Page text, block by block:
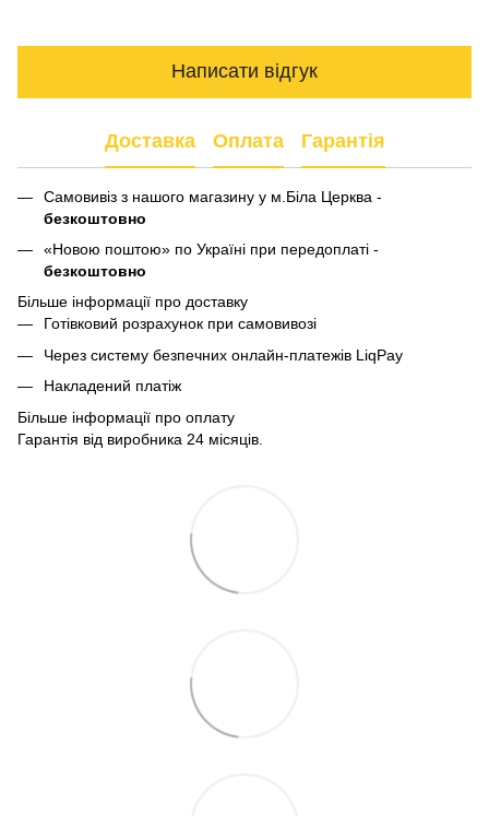
Написати відгук
Доставка Оплата Гарантія
Самовивіз з нашого магазину у м.Біла Церква -
безкоштовно
«Новою поштою» по Україні при передоплаті -
безкоштовно
Більше інформації про доставку
Готівковий розрахунок при самовивозі
Через систему безпечних онлайн-платежів LiqPay
Накладений платіж
Більше інформації про оплату
Гарантія від виробника 24 місяців.